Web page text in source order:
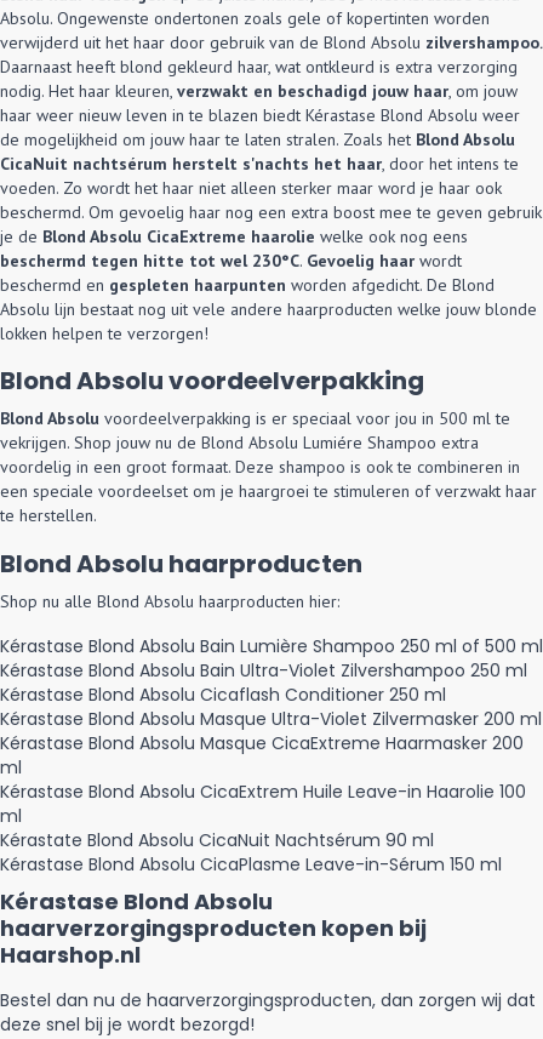
Absolu. Ongewenste ondertonen zoals gele of kopertinten worden
verwijderd uit het haar door gebruik van de Blond Absolu zilvershampoo.
Daarnaast heeft blond gekleurd haar, wat ontkleurd is extra verzorging
nodig. Het haar kleuren, verzwakt en beschadigd jouw haar , om jouw
haar weer nieuw leven in te blazen biedt Kérastase Blond Absolu weer
de mogelijkheid om jouw haar te laten stralen. Zoals het Blond Absolu
CicaNuit nachtsérum herstelt s'nachts het haar , door het intens te
voeden. Zo wordt het haar niet alleen sterker maar word je haar ook
beschermd. Om gevoelig haar nog een extra boost mee te geven gebruik
je de Blond Absolu CicaExtreme haarolie welke ook nog eens
beschermd tegen hitte tot wel 230°C. Gevoelig haar wordt
beschermd en gespleten haarpunten worden afgedicht. De Blond
Absolu lijn bestaat nog uit vele andere haarproducten welke jouw blonde
lokken helpen te verzorgen!
Blond Absolu voordeelverpakking
Blond Absolu voordeelverpakking is er speciaal voor jou in 500 ml te
vekrijgen. Shop jouw nu de Blond Absolu Lumiére Shampoo extra
voordelig in een groot formaat. Deze shampoo is ook te combineren in
een speciale voordeelset om je haargroei te stimuleren ofverzwakt haar
te herstellen.
Blond Absolu haarproducten
Shop nu alle Blond Absolu haarproducten hier:
Kérastase Blond Absolu Bain Lumière Shampoo 250 ml of 500 ml
Kérastase Blond Absolu Bain Ultra-Violet Zilvershampoo 250 ml
Kérastase Blond Absolu Cicaflash Conditioner 250 ml
Kérastase Blond Absolu Masque Ultra-Violet Zilvermasker 200 ml
Kérastase Blond Absolu Masque CicaExtreme Haarmasker 200
ml
Kérastase Blond Absolu CicaExtrem Huile Leave-in Haarolie 100
ml
Kérastate Blond Absolu CicaNuit Nachtsérum 90 ml
Kérastase Blond Absolu CicaPlasme Leave-in-Sérum 150 ml
Kérastase Blond Absolu
haarverzorgingsproducten kopen bij
Haarshop.nl
Bestel dan nu de haarverzorgingsproducten, dan zorgen wij dat
deze snel bij je wordt bezorgd!